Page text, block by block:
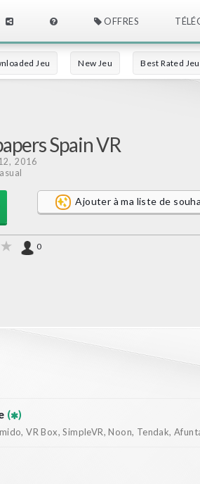
OFFRES
Jeu New Jeu Best Rated Jeu
Spain VR
2016
Ajouter à ma liste de
0
( )
VR Box, SimpleVR, Noon, Tendak,